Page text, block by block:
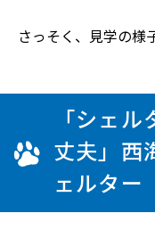
さっそく、見学の様
「シェ
丈夫」西
ェルター